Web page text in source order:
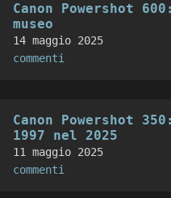
Canon Powershot
museo
14 maggio 2025
commenti
Canon Powershot
1997 nel 2025
11 maggio 2025
commenti